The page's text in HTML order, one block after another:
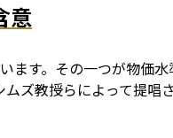
意
ます。その一つが物価
ズ教授らによって提唱